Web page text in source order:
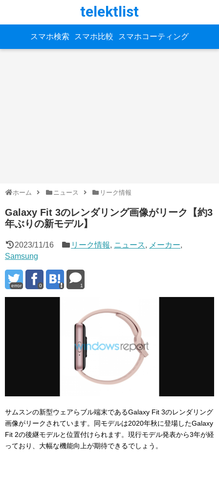
telektlist
スマホ検索 スマホ比較 スマホコーティング
ホーム ニュース リーク情報
Galaxy Fit 3のレンダリング画像がリーク【約3
年ぶりの新モデル】
2023/11/16 リーク情報, ニュース, メーカー,
Samsung
error 0 1
サムスンの新型ウェアらブル端末であるGalaxy Fit 3のレンダリング
画像がリークされています。同モデルは2020年秋に登場したGalaxy
Fit 2の後継モデルと位置付けられます。現行モデル発表から3年が経
っており、大幅な機能向上が期待できるでしょう。